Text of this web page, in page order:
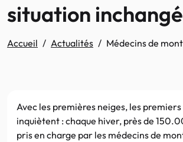
situation
Accueil Actualités Médecins de
Avec les premières neiges, les
inquiètent : chaque hiver, près de
pris en charge par les médecins de